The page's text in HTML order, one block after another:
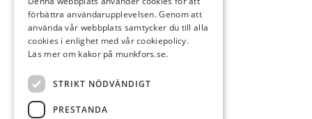
förbättra användarupplevelsen. Genom att
använda vår webbplats samtycker du till alla
cookies i enlighet med vår cookiepolicy.
Läs mer om kakor på munkfors.se.
STRIKT NÖDVÄNDIGT
PRESTANDA